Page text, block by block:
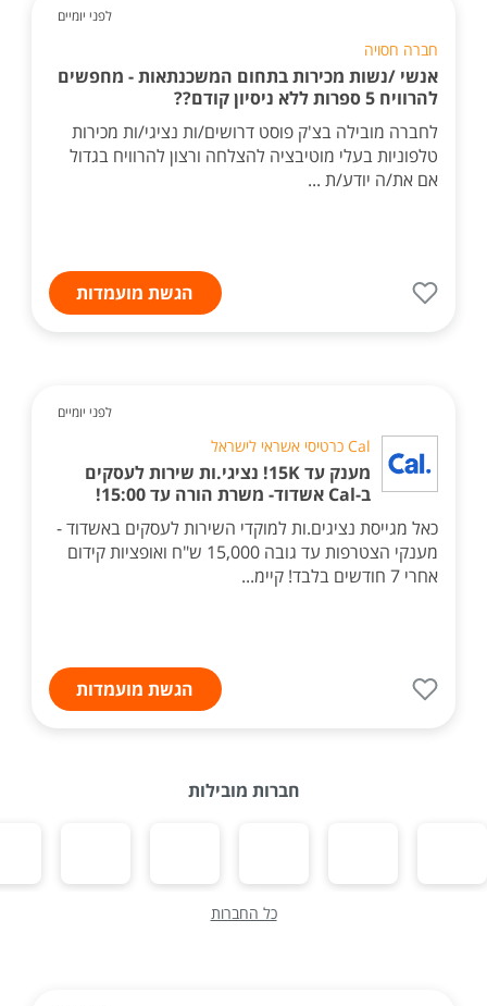
לפני יומיים
חברה חסויה
אנשי /נשות מכירות בתחום המשכנתאות - מחפשים
להרוויח 5 ספרות ללא ניסיון קודם??
לחברה מובילה בצ'ק פוסט דרושים/ות נציגי/ות מכירות
טלפוניות בעלי מוטיבציה להצלחה ורצון להרוויח בגדול
אם את/ה יודע/ת ...
הגשת מועמדות
לפני יומיים
Cal כרטיסי אשראי לישראל
מענק עד 15K! נציגי.ות שירות לעסקים
ב-Cal אשדוד- משרת הורה עד 15:00!
כאל מגייסת נציגים.ות למוקדי השירות לעסקים באשדוד -
מענקי הצטרפות עד גובה 15,000 ש"ח ואופציות קידום
אחרי 7 חודשים בלבד! קיימ...
הגשת מועמדות
חברות מובילות
כל החברות